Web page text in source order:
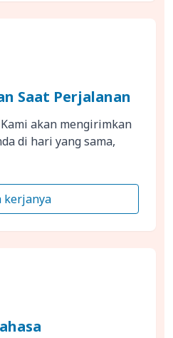
Saat Perjalanan
akan mengirimkan
di hari yang sama,
kerjanya